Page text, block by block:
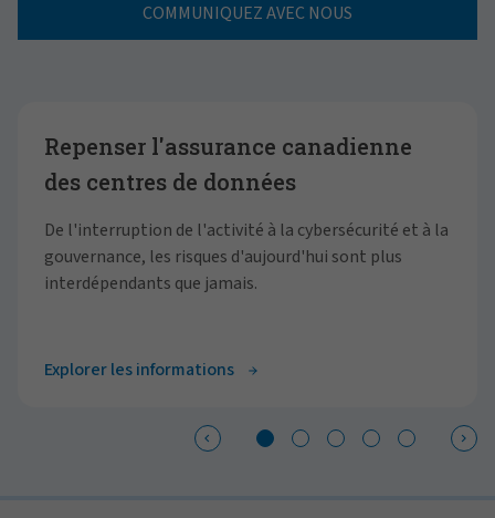
COMMUNIQUEZ AVEC NOUS
Repenser l'assurance canadienne
des centres de données
De l'interruption de l'activité à la cybersécurité et à la
gouvernance, les risques d'aujourd'hui sont plus
interdépendants que jamais.
Explorer les informations